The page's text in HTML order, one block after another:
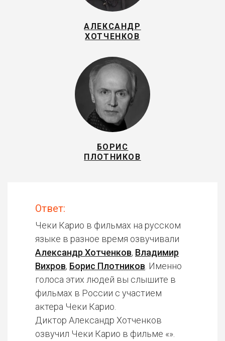
АЛЕКСАНДР
ХОТЧЕНКОВ
БОРИС
ПЛОТНИКОВ
Ответ:
Чеки Карио в фильмах на русском
языке в разное время озвучивали
Александр Хотченков, Владимир
Вихров, Борис Плотников . Именно
голоса этих людей вы слышите в
фильмах в России с участием
актера Чеки Карио.
Диктор Александр Хотченков
озвучил Чеки Карио в фильме «».